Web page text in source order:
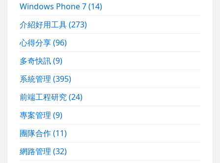
Windows Phone 7(14)
介紹好用工具(273)
心得分享(96)
多奇快訊(9)
系統管理(395)
前端工程研究(24)
專案管理(9)
團隊合作(11)
網路管理(32)